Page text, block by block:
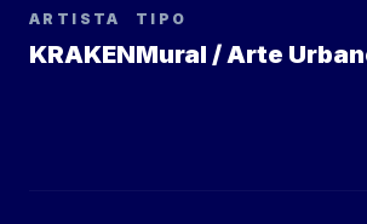
ARTISTA
KRAKEN
TIPO
Mural / Arte